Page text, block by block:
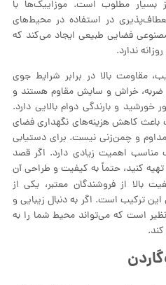
بسیار مطلوب است. موزاییک‌ها با
در استفاده در محیط‌های
فضایی طبیعی ایجاد می‌کند که
ندارد.
مقاومت بالا در برابر شرایط جوی
ضربه، خراش و سایش مقاوم هستند و
و بارندگی دوام بالایی دارد.
باعث کاهش هزینه‌های نگهداری فضای
مداوم و چمن‌زنی نیست. برای دستیابی
مناسب اهمیت زیادی دارد. اگر قصد
کنید، حتماً به کیفیت و طراحی آن
بالا از فروشندگان معتبر، یکی از
ترکیب است. اگر به دنبال زیبایی و
است که می‌تواند محیط شما را به